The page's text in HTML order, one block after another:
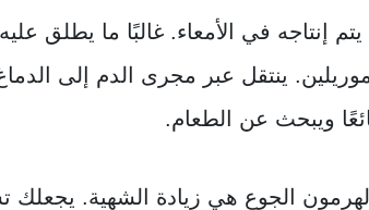
إنتاجه في الأمعاء. غالبًا ما يطلق
ينتقل عبر مجرى الدم إلى
ويبحث عن الطعام.
لهرمون الجوع هي زيادة الشهية. يجعلك